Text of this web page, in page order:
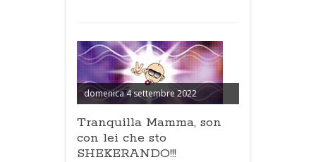
domenica 4 settembre 2022
Tranquilla Mamma, son
con lei che sto
SHEKERANDO!!!